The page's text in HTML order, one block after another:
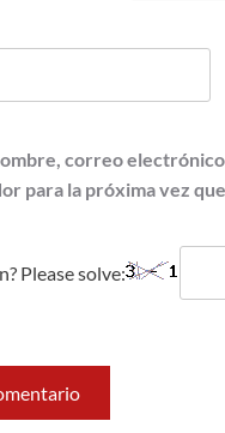
correo
para la próxima vez
Please solve: